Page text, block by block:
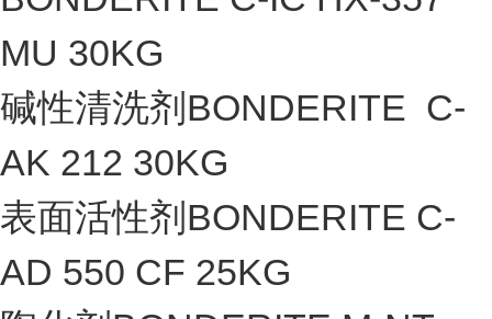
MU 30KG
碱性清洗剂BONDERITE C-
AK 212 30KG
表面活性剂BONDERITE C-
AD 550 CF 25KG